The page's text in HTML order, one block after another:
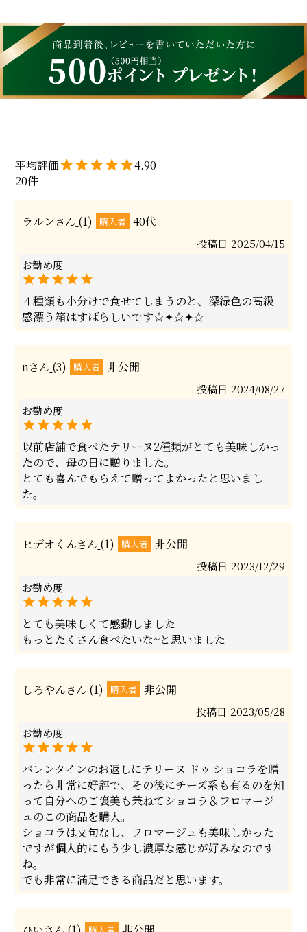
4.90
20
ラルン 1 購入者 40代
投稿日 2025/04/15
４種類も小分けで食せてしまうのと、深緑色の高級
感漂う箱はすばらしいです☆✦☆✦☆
n 3 購入者 非公開
投稿日 2024/08/27
以前店舗で食べたテリーヌ2種類がとても美味しかっ
たので、母の日に贈りました。
とても喜んでもらえて贈ってよかったと思いまし
た。
ヒデオくん 1 購入者 非公開
投稿日 2023/12/29
とても美味しくて感動しました
もっとたくさん食べたいな~と思いました
しろやん 1 購入者 非公開
投稿日 2023/05/28
バレンタインのお返しにテリーヌ ドゥ ショコラを贈
ったら非常に好評で、その後にチーズ系も有るのを知
って自分へのご褒美も兼ねてショコラ＆フロマージ
ュのこの商品を購入。
ショコラは文句なし、フロマージュも美味しかった
ですが個人的にもう少し濃厚な感じが好みなのです
ね。
でも非常に満足できる商品だと思います。
購入者